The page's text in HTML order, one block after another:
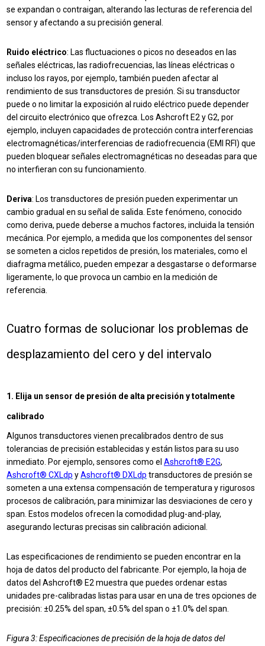
se expandan o contraigan, alterando las lecturas de referencia del
sensor y afectando a su precisión general.
Ruido eléctrico: Las fluctuaciones o picos no deseados en las
señales eléctricas, las radiofrecuencias, las líneas eléctricas o
incluso los rayos, por ejemplo,también pueden afectar al
rendimiento de sus transductores de presión. Si su transductor
puede o no limitar la exposición al ruido eléctrico puede depender
del circuito electrónico que ofrezca. Los Ashcroft E2 y G2, por
ejemplo, incluyen capacidades de protección contra interferencias
electromagnéticas/interferencias de radiofrecuencia (EMI RFI) que
pueden bloquear señales electromagnéticas no deseadas para que
no interfieran con su funcionamiento.
Deriva: Los transductores de presión pueden experimentar un
cambio gradual en su señal de salida. Este fenómeno, conocido
como deriva, puede deberse a muchos factores, incluida la tensión
mecánica. Por ejemplo, a medida que los componentes del sensor
se someten a ciclos repetidos de presión, los materiales, como el
diafragma metálico, pueden empezar a desgastarse o deformarse
ligeramente, lo que provoca un cambio en la medición de
referencia.
Cuatro formas de solucionar los problemas de
desplazamiento del cero y del intervalo
1. Elija un sensor de presión de alta precisión y totalmente
calibrado
Algunos transductores vienen precalibrados dentro de sus
tolerancias de precisión establecidas y están listos para su uso
inmediato. Por ejemplo, sensores como elAshcroft® E2G,
Ashcroft® CXLdp yAshcroft® DXLdp transductores de presiónse
someten a una extensa compensación de temperatura y rigurosos
procesos de calibración, para minimizar las desviaciones de cero y
span. Estos modelos ofrecen la comodidad plug-and-play,
asegurando lecturas precisas sin calibración adicional.
Las especificaciones de rendimiento se pueden encontrar en la
hoja de datos del producto del fabricante. Por ejemplo, la hoja de
datos del Ashcroft® E2 muestra que puedes ordenar estas
unidades pre-calibradas listas para usar en una de tres opciones de
precisión: ±0.25% del span, ±0.5% del span o ±1.0% del span.
Figura 3: Especificaciones de precisión de la hoja de datos del